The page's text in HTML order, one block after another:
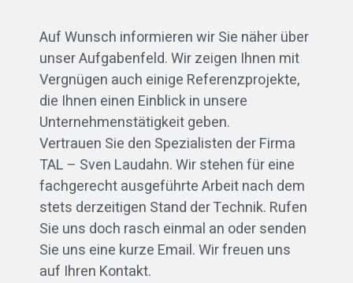
Auf Wunsch informieren wir Sie näher über
unser Aufgabenfeld. Wir zeigen Ihnen mit
Vergnügen auch einige Referenzprojekte,
die Ihnen einen Einblick in unsere
Unternehmenstätigkeit geben.
Vertrauen Sie den Spezialisten der Firma
TAL – Sven Laudahn. Wir stehen für eine
fachgerecht ausgeführte Arbeit nach dem
stets derzeitigen Stand der Technik. Rufen
Sie uns doch rasch einmal an oder senden
Sie uns eine kurze Email. Wir freuen uns
auf Ihren Kontakt.